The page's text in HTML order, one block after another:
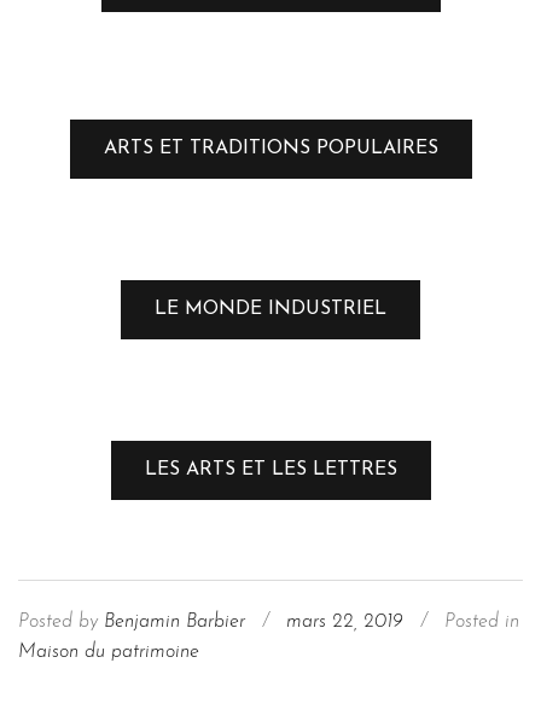
ARTS ET TRADITIONS POPULAIRES
LE MONDE INDUSTRIEL
LES ARTS ET LES LETTRES
Posted by Benjamin Barbier / mars 22, 2019 /
Posted in
Maison du patrimoine